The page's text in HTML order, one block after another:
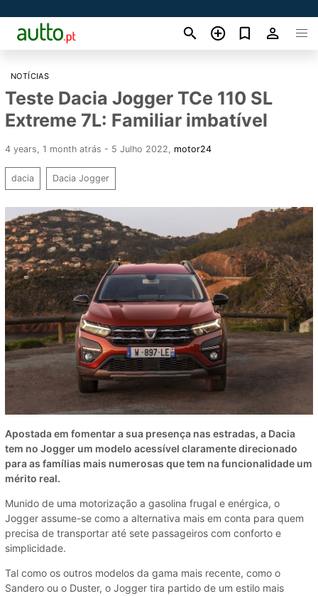
NOTÍCIAS
Teste Dacia Jogger TCe 110 SL
Extreme 7L: Familiar imbatível
4 years, 1 month atrás - 5 Julho 2022 motor24
dacia Dacia Jogger
Apostada em fomentar a sua presença nas estradas, a Dacia
tem no Jogger um modelo acessível claramente direcionado
para as famílias mais numerosas que tem na funcionalidade um
mérito real.
Munido de uma motorização a gasolina frugal e enérgica, o
Jogger assume-se como a alternativa mais em conta para quem
precisa de transportar até sete passageiros com conforto e
simplicidade.
Tal como os outros modelos da gama mais recente, como o
Sandero ou o Duster, o Jogger tira partido de um estilo mais